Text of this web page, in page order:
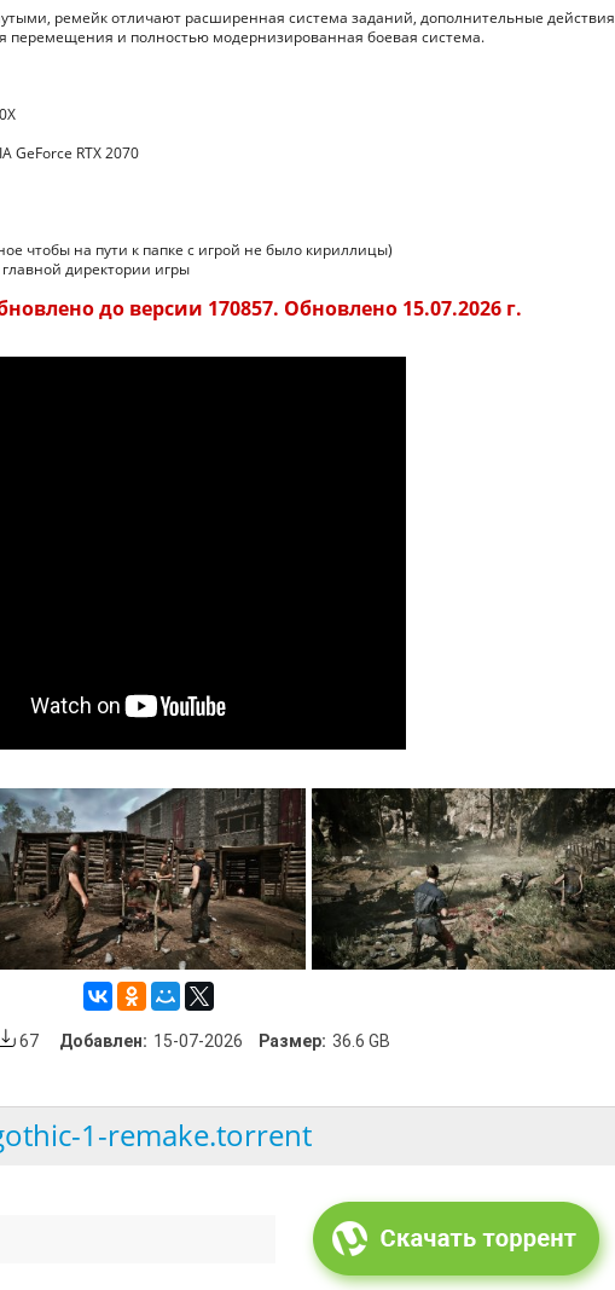
ремейк отличают расширенная система заданий, дополнительные действия
перемещения и полностью модернизированная боевая система.
GeForce RTX 2070
чтобы на пути к папке с игрой не было кириллицы)
директории игры
до версии 170857. Обновлено 15.07.2026 г.
67 Добавлен: 15-07-2026 Размер: 36.6 GB
1-remake.torrent